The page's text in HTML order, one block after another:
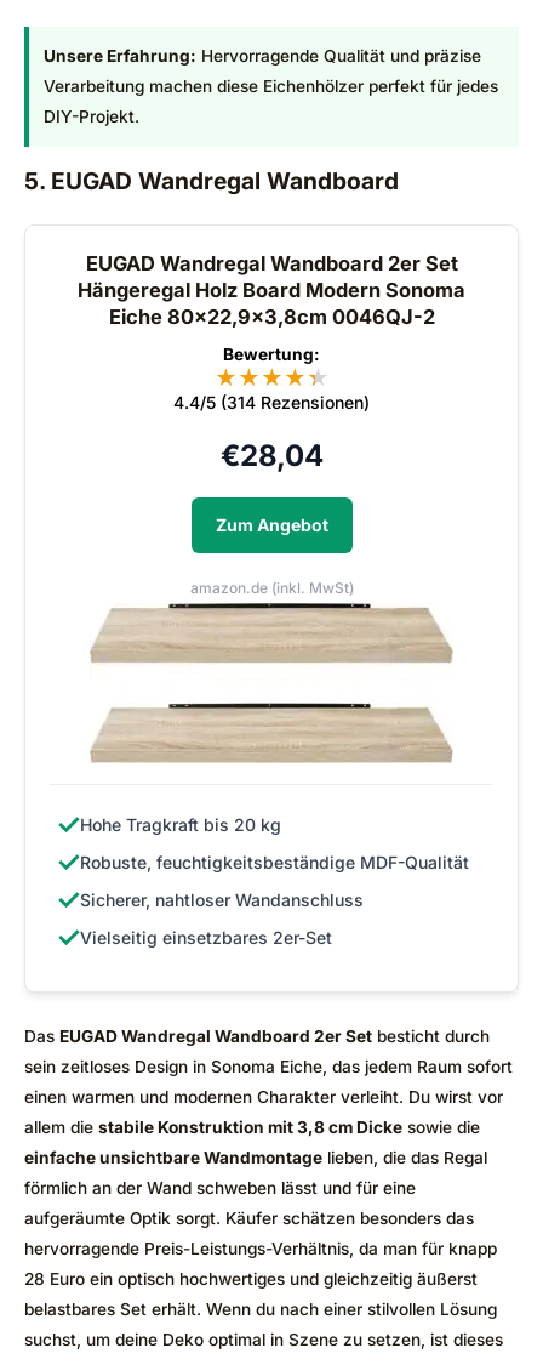
Unsere Erfahrung: Hervorragende Qualität und präzise
Verarbeitung machen diese Eichenhölzer perfekt für jedes
DIY-Projekt.
5. EUGAD Wandregal Wandboard
EUGAD Wandregal Wandboard 2er Set
Hängeregal Holz Board Modern Sonoma
Eiche 80x22,9x3,8cm 0046QJ-2
Bewertung:
★★★★★
★
4.4/5 (314 Rezensionen)
€28,04
Zum Angebot
amazon.de (inkl. MwSt)
✓Hohe Tragkraft bis 20 kg
✓Robuste, feuchtigkeitsbeständige MDF-Qualität
✓Sicherer, nahtloser Wandanschluss
✓Vielseitig einsetzbares 2er-Set
Das EUGAD Wandregal Wandboard 2er Set besticht durch
sein zeitloses Design in Sonoma Eiche, das jedem Raum sofort
einen warmen und modernen Charakter verleiht. Du wirst vor
allem die stabile Konstruktion mit 3,8 cm Dicke sowie die
einfache unsichtbare Wandmontage lieben, die das Regal
förmlich an der Wand schweben lässt und für eine
aufgeräumte Optik sorgt. Käufer schätzen besonders das
hervorragende Preis-Leistungs-Verhältnis, da man für knapp
28 Euro ein optisch hochwertiges und gleichzeitig äußerst
belastbares Set erhält. Wenn du nach einer stilvollen Lösung
suchst, um deine Deko optimal in Szene zu setzen, ist dieses